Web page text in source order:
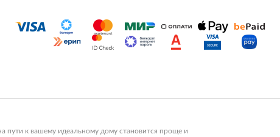
пути к вашему идеальному дому становится проще и